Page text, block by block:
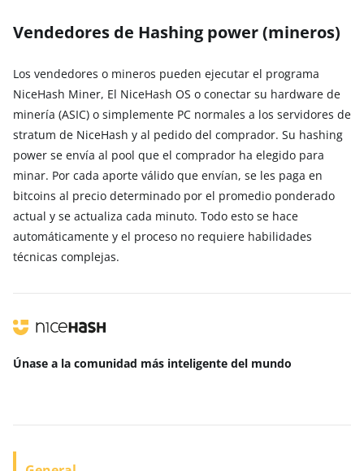
Vendedores de Hashing power (mineros)
Los vendedores o mineros pueden ejecutar el programa
NiceHash Miner, El NiceHash OS o conectar su hardware de
minería (ASIC) o simplemente PC normales a los servidores de
stratum de NiceHash y al pedido del comprador. Su hashing
power se envía al pool que el comprador ha elegido para
minar. Por cada aporte válido que envían, se les paga en
bitcoins al precio determinado por el promedio ponderado
actual y se actualiza cada minuto. Todo esto se hace
automáticamente y el proceso no requiere habilidades
técnicas complejas.
Únase a la comunidad más inteligente del mundo